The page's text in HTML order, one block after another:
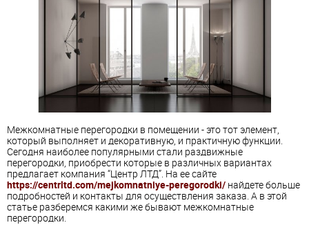
Межкомнатные перегородки в помещении - это тот элемент,
который выполняет и декоративную, и практичную функции.
Сегодня наиболее популярными стали раздвижные
перегородки, приобрести которые в различных вариантах
предлагает компания “Центр ЛТД”. На ее сайте
https://centrltd.com/mejkomnatniye-peregorodki/ найдете больше
подробностей и контакты для осуществления заказа. А в этой
статье разберемся какими же бывают межкомнатные
перегородки.